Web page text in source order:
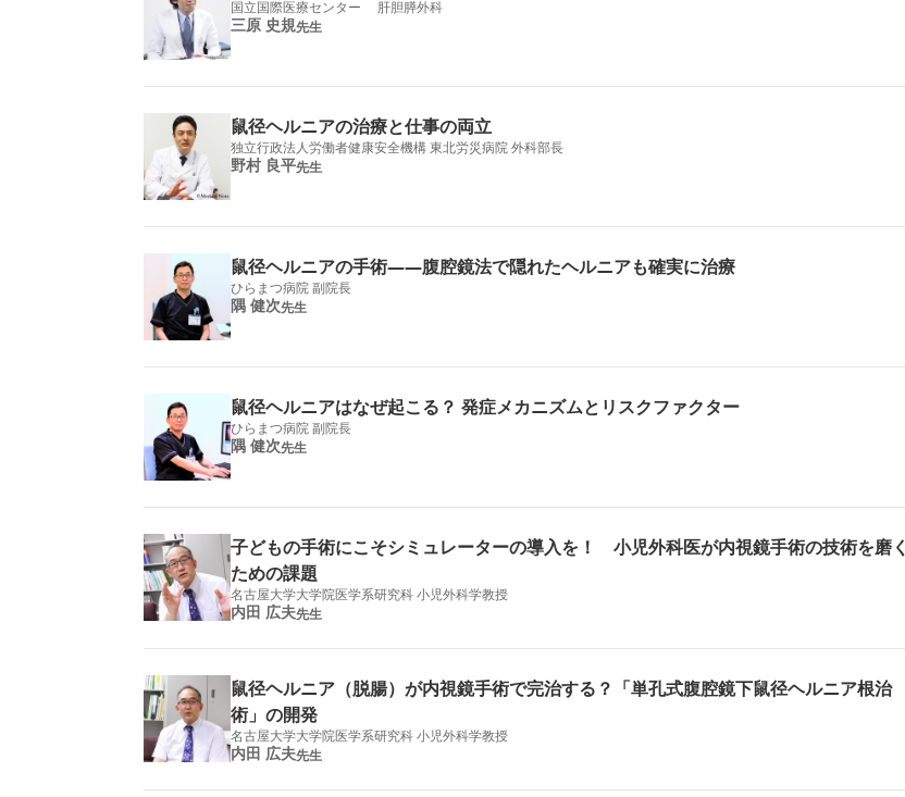
国立国際医療センター 肝胆膵外科
三原 史規先生
鼠径ヘルニアの治療と仕事の両立
独立行政法人労働者健康安全機構 東北労災病院 外科部長
野村 良平先生
鼠径ヘルニアの手術――​​腹腔鏡法で隠れたヘルニアも確実に治療
ひらまつ病院 副院長
隅 健次先生
鼠径ヘルニアはなぜ起こる？ 発症メカニズムとリスクファクター
ひらまつ病院 副院長
隅 健次先生
子どもの手術にこそシミュレーターの導入を！ 小児外科医が内視鏡手術の技術を磨く
ための課題
名古屋大学大学院医学系研究科 小児外科学教授
内田 広夫先生
鼠径ヘルニア（脱腸）が内視鏡手術で完治する？「単孔式腹腔鏡下鼠径ヘルニア根治
術」の開発
名古屋大学大学院医学系研究科 小児外科学教授
内田 広夫先生